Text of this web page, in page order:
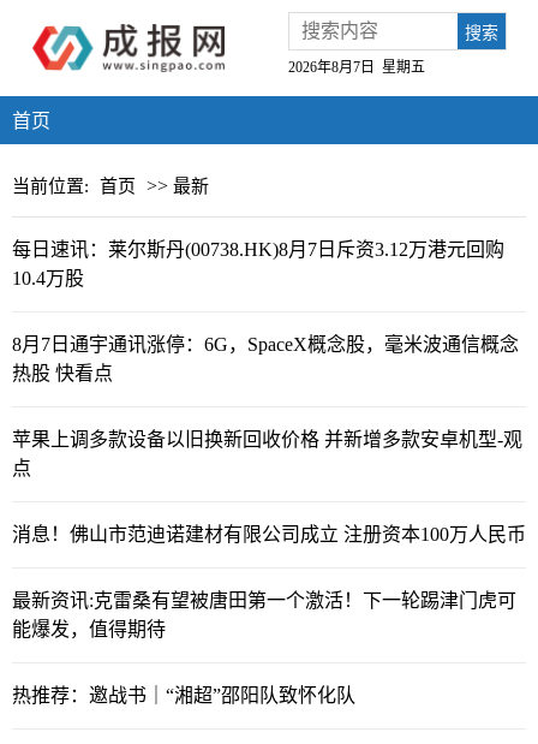
搜索
2026年8月7日 星期五
首页
当前位置: 首页 >> 最新
每日速讯：莱尔斯丹(00738.HK)8月7日斥资3.12万港元回购
10.4万股
8月7日通宇通讯涨停：6G，SpaceX概念股，毫米波通信概念
热股 快看点
苹果上调多款设备以旧换新回收价格 并新增多款安卓机型-观
点
消息！佛山市范迪诺建材有限公司成立 注册资本100万人民币
最新资讯:克雷桑有望被唐田第一个激活！下一轮踢津门虎可
能爆发，值得期待
热推荐：邀战书｜“湘超”邵阳队致怀化队